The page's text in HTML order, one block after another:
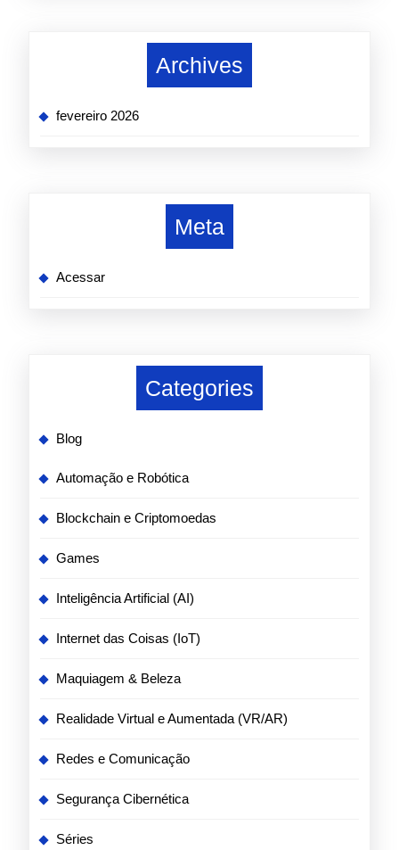
Archives
fevereiro 2026
Meta
Acessar
Categories
Blog
Automação e Robótica
Blockchain e Criptomoedas
Games
Inteligência Artificial (AI)
Internet das Coisas (IoT)
Maquiagem & Beleza
Realidade Virtual e Aumentada (VR/AR)
Redes e Comunicação
Segurança Cibernética
Séries